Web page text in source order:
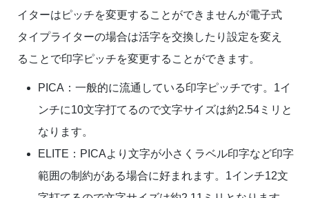
イターはピッチを変更することができませんが電子式
タイプライターの場合は活字を交換したり設定を変え
ることで印字ピッチを変更することができます。
PICA：一般的に流通している印字ピッチです。1イ
ンチに10文字打てるので文字サイズは約2.54ミリと
なります。
ELITE：PICAより文字が小さくラベル印字など印字
範囲の制約がある場合に好まれます。1インチ12文